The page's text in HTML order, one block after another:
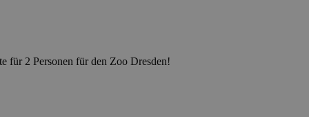
für 2 Personen für den Zoo Dresden!